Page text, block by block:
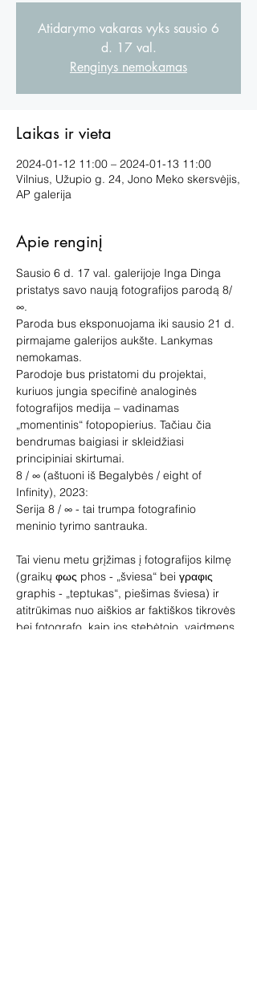
Atidarymo vakaras vyks sausio 6
d. 17 val.
Renginys nemokamas
Laikas ir vieta
2024-01-12 11:00 – 2024-01-13 11:00
Vilnius, Užupio g. 24, Jono Meko skersvėjis,
AP galerija
Apie renginį
Sausio 6 d. 17 val. galerijoje Inga Dinga
pristatys savo naują fotografijos parodą 8/
∞.
Paroda bus eksponuojama iki sausio 21 d.
pirmajame galerijos aukšte. Lankymas
nemokamas.
Parodoje bus pristatomi du projektai,
kuriuos jungia specifinė analoginės
fotografijos medija – vadinamas
„momentinis“ fotopopierius. Tačiau čia
bendrumas baigiasi ir skleidžiasi
principiniai skirtumai.
8 / ∞ (aštuoni iš Begalybės / eight of
Infinity), 2023:
Serija 8 / ∞ - tai trumpa fotografinio
meninio tyrimo santrauka.
Tai vienu metu grįžimas į fotografijos kilmę
(graikų φως phos - „šviesa“ bei γραφις
graphis - „teptukas“, piešimas šviesa) ir
atitrūkimas nuo aiškios ar faktiškos tikrovės
bei fotografo, kaip jos stebėtojo, vaidmens.